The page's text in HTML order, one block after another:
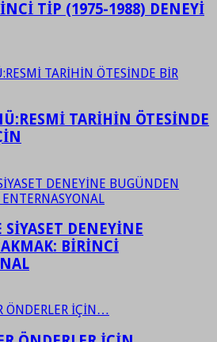
TİP (1975-1988) DENEYİ
TARİHİN ÖTESİNDE
SİYASET DENEYİNE
BİRİNCİ